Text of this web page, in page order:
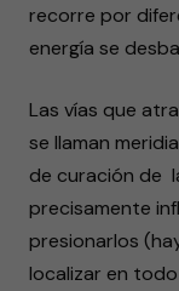
recorre por
energía se
Las vías que
se llaman
de curación de
precisamente
presionarlos
localizar en